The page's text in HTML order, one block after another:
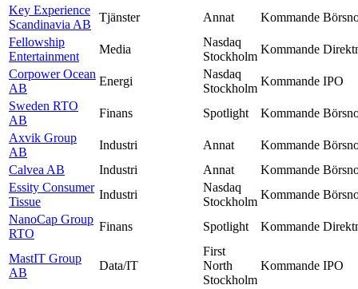
Key Experience
Scandinavia AB
Tjänster Annat Kommande
Fellowship
Entertainment
Media
Nasdaq
Stockholm
Kommande
Corpower Ocean
AB
Energi
Nasdaq
Stockholm
Kommande IPO
Sweden RTO
AB
Finans Spotlight Kommande
Axvik Group
AB
Industri Annat Kommande
Calvea AB
Industri Annat Kommande
Essity Consumer
Tissue
Industri
Nasdaq
Stockholm
Kommande
NanoCap Group
RTO
Finans Spotlight Kommande
MastIT Group
AB
Data/IT
First
North
Stockholm
Kommande IPO